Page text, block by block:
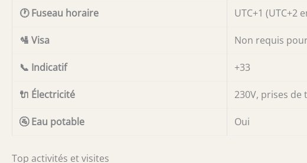
🕐 Fuseau horaire UTC+1 (UTC+2
🛂 Visa Non requis
📞 Indicatif +33
🔌 Électricité 230V, prises de
🚰 Eau potable Oui
Top activités et visites